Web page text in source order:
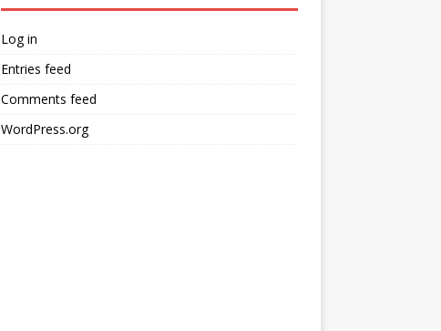
Log in
Entries feed
Comments feed
WordPress.org